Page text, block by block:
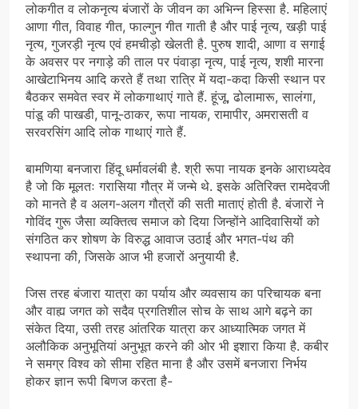
लोकगीत व लोकनृत्य बंजारों के जीवन का अभिन्न हिस्सा है. महिलाएं
आणा गीत, विवाह गीत, फाल्गुन गीत गाती है और पाई नृत्य, खड़ी पाई
नृत्य, गुजरड़ी नृत्य एवं हमचीड़ो खेलती है. पुरुष शादी, आणा व सगाई
के अवसर पर नगाड़े की ताल पर पंवाड़ा नृत्य, पाई नृत्य, शशी मारना
आखेटाभिनय आदि करते हैं तथा रात्रि में यदा-कदा किसी स्थान पर
बैठकर समवेत स्वर में लोकगाथाएं गाते हैं. हूंजू, ढोलामारू, सालंगा,
पांडू की पाखडी, पानू-ठाकर, रूपा नायक, रामापीर, अमरासती व
सरवरसिंग आदि लोक गाथाएं गाते हैं.
बामणिया बनजारा हिंदू धर्मावलंबी है. श्री रूपा नायक इनके आराध्यदेव
है जो कि मूलतः गरासिया गौत्र में जन्मे थे. इसके अतिरिक्त रामदेवजी
को मानते है व अलग-अलग गौत्रों की सती माताएं होती है. बंजारों ने
गोविंद गुरू जैसा व्यक्तित्व समाज को दिया जिन्होंने आदिवासियों को
संगठित कर शोषण के विरुद्ध आवाज उठाई और भगत-पंथ की
स्थापना की, जिसके आज भी हजारों अनुयायी है.
जिस तरह बंजारा यात्रा का पर्याय और व्यवसाय का परिचायक बना
और वाह्य जगत को सदैव प्रगतिशील सोच के साथ आगे बढ़ने का
संकेत दिया, उसी तरह आंतरिक यात्रा कर आध्यात्मिक जगत में
अलौकिक अनुभूतियां अनुभूत करने की ओर भी इशारा किया है. कबीर
ने समग्र विश्व को सीमा रहित माना है और उसमें बनजारा निर्भय
होकर ज्ञान रूपी बिणज करता है-